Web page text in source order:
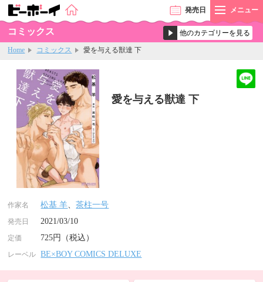
発売日 メニュー
コミックス
Home コミックス 愛を与える獣達 下
愛を与える獣達 下
作家名 松基 羊、茶柱一号
発売日 2021/03/10
定価 725円（税込）
レーベル BE×BOY COMICS DELUXE